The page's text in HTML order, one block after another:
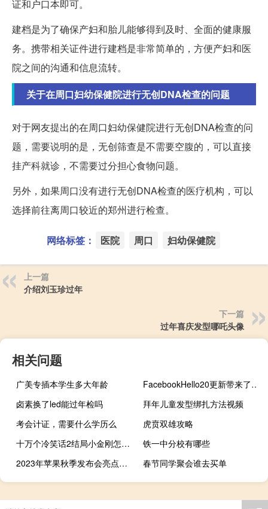
证和户口本即可。
建档是为了确保产妇和胎儿能够得到及时、全面的健康服
务。携带相关证件进行建档是非常简单的，方便产妇和医
院之间的沟通和信息流转。
关于在周口妇幼保健院进行无创DNA检查的问题
对于网友提出的在周口妇幼保健院进行无创DNA检查的问
题，需要说明的是，无创筛查是不需要空腹的，可以直接
挂产科就诊，不需要过分担心食物问题。
另外，如果周口没有进行无创DNA检查的医疗机构，可以
选择前往离周口较近的郑州进行检查。
网络标签： 医院 周口 妇幼保健院
上一篇
介绍刘玉珍过年
下一篇
过年喜庆发型哪吒头像
相关问题
广美专插本学生多大年龄
FacebookHello20更新带来了通知等
卤素换了led能过年检吗
拜年儿童发型绑扎方法视频
考会计证，需要什么学历么
虎贲双雄攻略
十万个冷笑话2结局小金刚怎么了 十万个冷笑话第二集
铁一中分校有哪些
2023年苹果秋季发布会亮点速览
春节同学聚会谁去买单